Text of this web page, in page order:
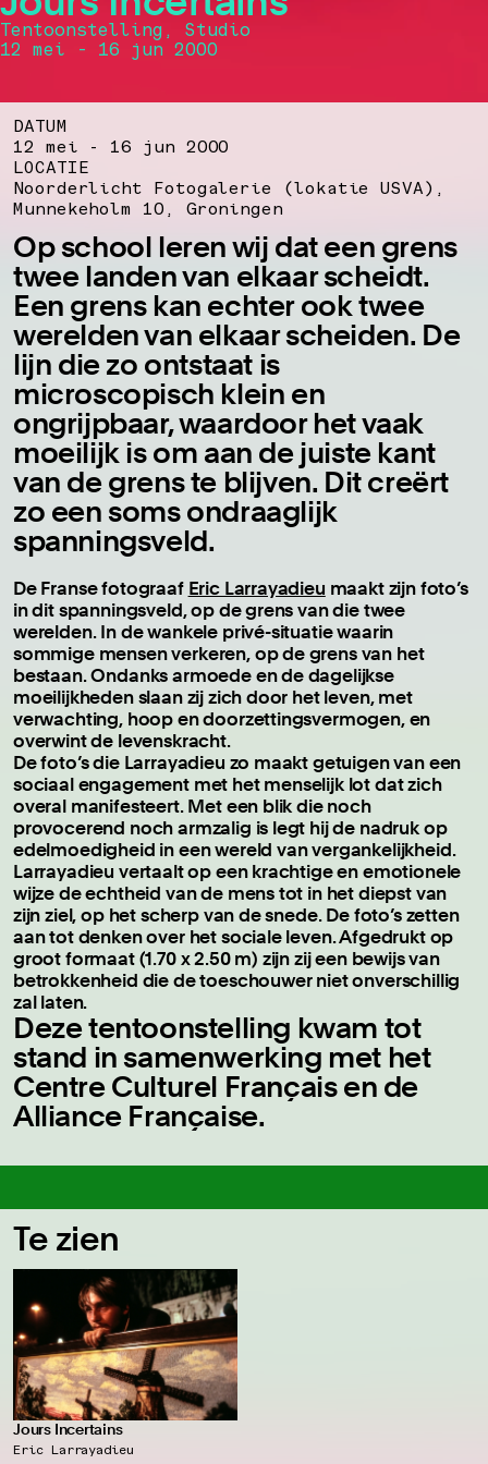
Tentoonstelling, Studio
12 mei - 16 jun 2000
DATUM
12 mei - 16 jun 2000
LOCATIE
Noorderlicht Fotogalerie (lokatie USVA),
Munnekeholm 10, Groningen
Op school leren wij dat een grens
twee landen van elkaar scheidt.
Een grens kan echter ook twee
werelden van elkaar scheiden. De
lijn die zo ontstaat is
microscopisch klein en
ongrijpbaar, waardoor het vaak
moeilijk is om aan de juiste kant
van de grens te blijven. Dit creërt
zo een soms ondraaglijk
spanningsveld.
De Franse fotograaf Eric Larrayadieu maakt zijn foto’s
in dit spanningsveld, op de grens van die twee
werelden. In de wankele privé-situatie waarin
sommige mensen verkeren, op de grens van het
bestaan. Ondanks armoede en de dagelijkse
moeilijkheden slaan zij zich door het leven, met
verwachting, hoop en doorzettingsvermogen, en
overwint de levenskracht.
De foto’s die Larrayadieu zo maakt getuigen van een
sociaal engagement met het menselijk lot dat zich
overal manifesteert. Met een blik die noch
provocerend noch armzalig is legt hij de nadruk op
edelmoedigheid in een wereld van vergankelijkheid.
Larrayadieu vertaalt op een krachtige en emotionele
wijze de echtheid van de mens tot in het diepst van
zijn ziel, op het scherp van de snede. De foto’s zetten
aan tot denken over het sociale leven. Afgedrukt op
groot formaat (1.70 x 2.50 m) zijn zij een bewijs van
betrokkenheid die de toeschouwer niet onverschillig
zal laten.
Deze tentoonstelling kwam tot
stand in samenwerking met het
Centre Culturel Français en de
Alliance Française.
Te zien
Jours Incertains
Eric Larrayadieu